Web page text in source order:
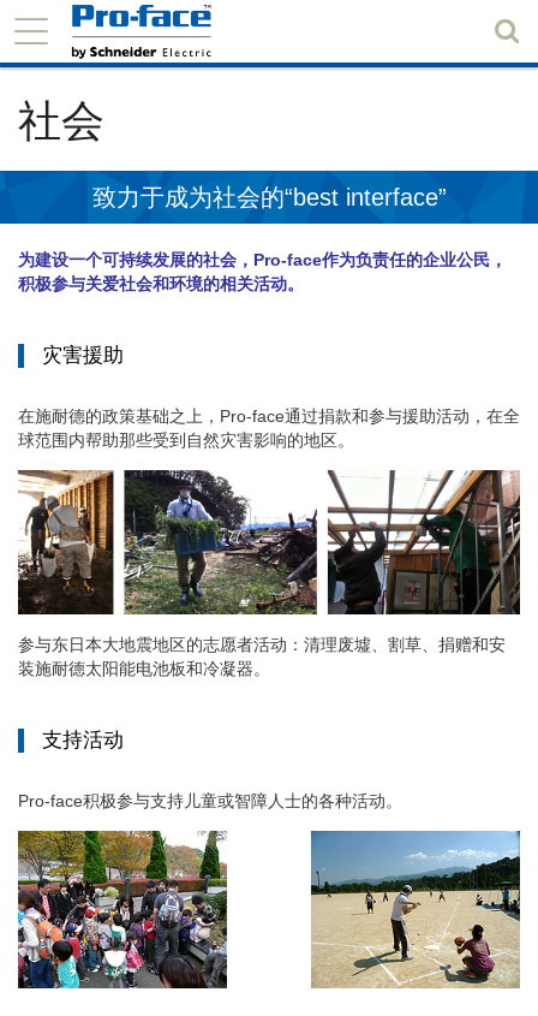
社会
致力于成为社会的“best interface”
为建设一个可持续发展的社会，Pro-face作为负责任的企业公民，
积极参与关爱社会和环境的相关活动。
灾害援助
在施耐德的政策基础之上，Pro-face通过捐款和参与援助活动，在全
球范围内帮助那些受到自然灾害影响的地区。
参与东日本大地震地区的志愿者活动：清理废墟、割草、捐赠和安
装施耐德太阳能电池板和冷凝器。
支持活动
Pro-face积极参与支持儿童或智障人士的各种活动。